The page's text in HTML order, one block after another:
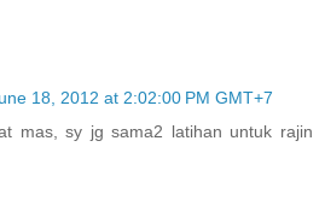
18, 2012 at 2:02:00 PM GMT+7
mas, sy jg sama2 latihan untuk rajin